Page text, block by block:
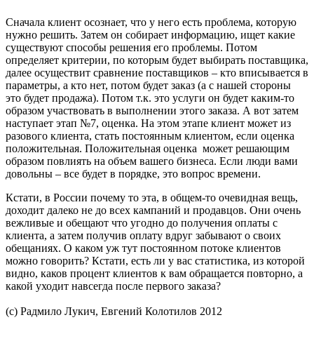
Сначала клиент осознает, что у него есть проблема, которую
нужно решить. Затем он собирает информацию, ищет какие
существуют способы решения его проблемы. Потом
определяет критерии, по которым будет выбирать поставщика,
далее осуществит сравнение поставщиков – кто вписывается в
параметры, а кто нет, потом будет заказ (а с нашей стороны
это будет продажа). Потом т.к. это услуги он будет каким-то
образом участвовать в выполнении этого заказа. А вот затем
наступает этап №7, оценка. На этом этапе клиент может из
разового клиента, стать постоянным клиентом, если оценка
положительная. Положительная оценка может решающим
образом повлиять на объем вашего бизнеса. Если люди вами
довольны – все будет в порядке, это вопрос времени.
Кстати, в России почему то эта, в общем-то очевидная вещь,
доходит далеко не до всех кампаний и продавцов. Они очень
вежливые и обещают что угодно до получения оплаты с
клиента, а затем получив оплату вдруг забывают о своих
обещаниях. О каком уж тут постоянном потоке клиентов
можно говорить? Кстати, есть ли у вас статистика, из которой
видно, каков процент клиентов к вам обращается повторно, а
какой уходит навсегда после первого заказа?
(с) Радмило Лукич, Евгений Колотилов 2012